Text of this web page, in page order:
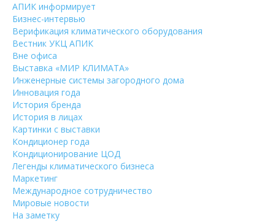
АПИК информирует
Бизнес-интервью
Верификация климатического оборудования
Вестник УКЦ АПИК
Вне офиса
Выставка «МИР КЛИМАТА»
Инженерные системы загородного дома
Инновация года
История бренда
История в лицах
Картинки с выставки
Кондиционер года
Кондиционирование ЦОД
Легенды климатического бизнеса
Маркетинг
Международное сотрудничество
Мировые новости
На заметку